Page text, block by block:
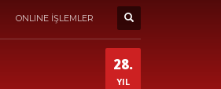
ONLINE İŞLEMLER
28.
YIL